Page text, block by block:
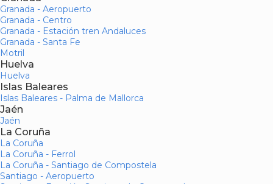
Granada - Aeropuerto
Granada - Centro
Granada - Estación tren Andaluces
Granada - Santa Fe
Motril
Huelva
Huelva
Islas Baleares
Islas Baleares - Palma de Mallorca
Jaén
Jaén
La Coruña
La Coruña
La Coruña - Ferrol
La Coruña - Santiago de Compostela
Santiago - Aeropuerto